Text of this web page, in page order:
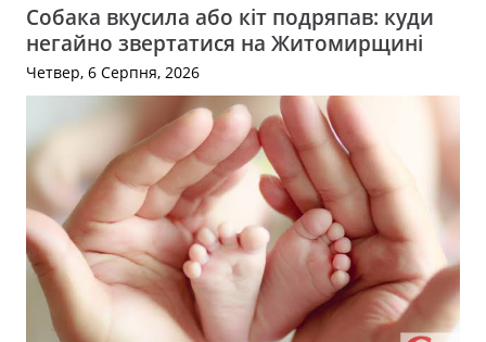
Собака вкусила або кіт подряпав: куди
негайно звертатися на Житомирщині
Четвер, 6 Серпня, 2026